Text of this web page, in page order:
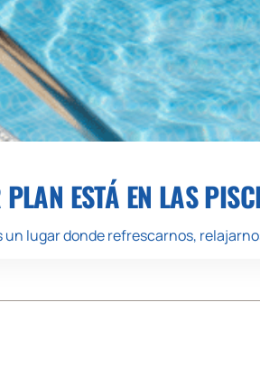
PLAN ESTÁ EN LAS
lugar donde refrescarnos,